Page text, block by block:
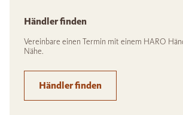
Händler finden
Vereinbare einen Termin mit einem HARO
Nähe.
Händler finden